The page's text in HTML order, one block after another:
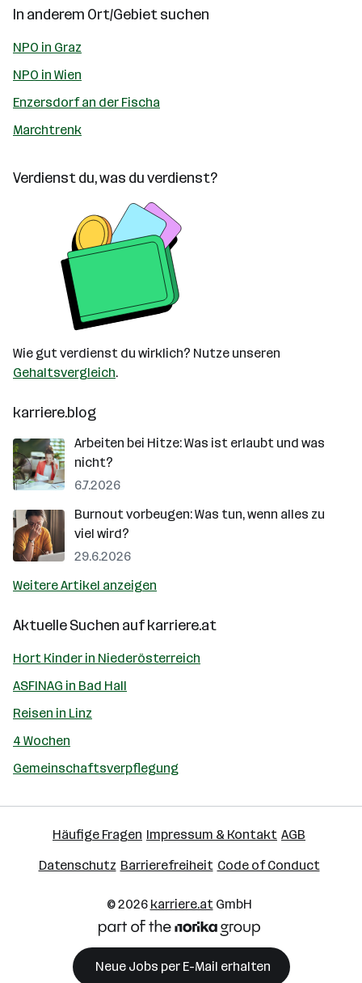
In anderem Ort/Gebiet suchen
NPO in Graz
NPO in Wien
Enzersdorf an der Fischa
Marchtrenk
Verdienst du, was du verdienst?
Wie gut verdienst du wirklich? Nutze unseren
Gehaltsvergleich.
karriere.blog
Arbeiten bei Hitze: Was ist erlaubt und was
nicht?
6.7.2026
Burnout vorbeugen: Was tun, wenn alles zu
viel wird?
29.6.2026
Weitere Artikel anzeigen
Aktuelle Suchen aufkarriere.at
Hort Kinder in Niederösterreich
ASFINAG in Bad Hall
Reisen in Linz
4 Wochen
Gemeinschaftsverpflegung
Häufige Fragen Impressum & Kontakt AGB
Datenschutz Barrierefreiheit Code of Conduct
© 2026 karriere.atGmbH
Neue Jobs per E-Mail erhalten